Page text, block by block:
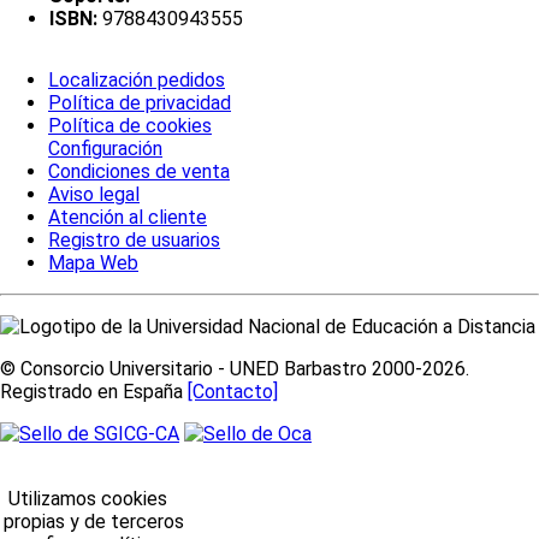
ISBN: 9788430943555
Localización pedidos
Política de privacidad
Política de cookies
Configuración
Condiciones de venta
Aviso legal
Atención al cliente
Registro de usuarios
Mapa Web
© Consorcio Universitario - UNED Barbastro 2000-2026.
Registrado en España [Contacto]
Utilizamos cookies
propias y de terceros